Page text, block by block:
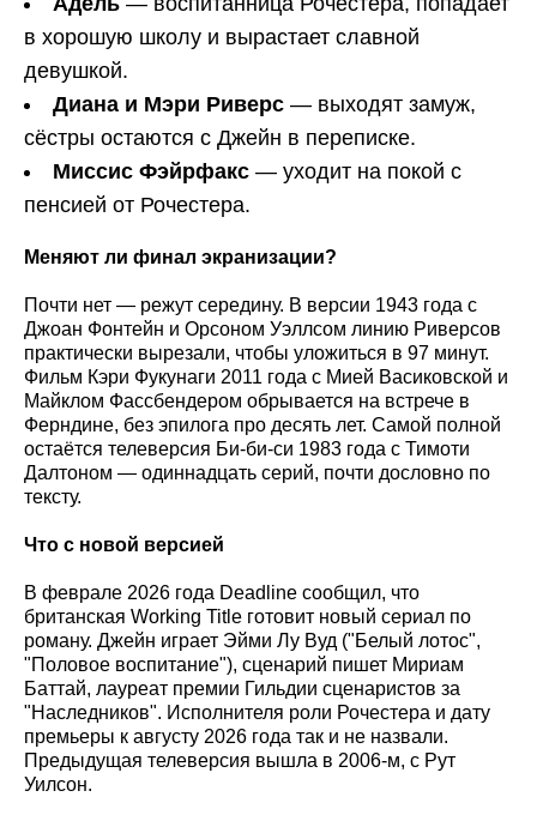
в хорошую школу и вырастает славной
девушкой.
Диана и Мэри Риверс — выходят замуж,
сёстры остаются с Джейн в переписке.
Миссис Фэйрфакс — уходит на покой с
пенсией от Рочестера.
Меняют ли финал экранизации?
Почти нет — режут середину. В версии 1943 года с
Джоан Фонтейн и Орсоном Уэллсом линию Риверсов
практически вырезали, чтобы уложиться в 97 минут.
Фильм Кэри Фукунаги 2011 года с Мией Васиковской и
Майклом Фассбендером обрывается на встрече в
Ферндине, без эпилога про десять лет. Самой полной
остаётся телеверсия Би-би-си 1983 года с Тимоти
Далтоном — одиннадцать серий, почти дословно по
тексту.
Что с новой версией
В феврале 2026 года Deadline сообщил, что
британская Working Title готовит новый сериал по
роману. Джейн играет Эйми Лу Вуд ("Белый лотос",
"Половое воспитание"), сценарий пишет Мириам
Баттай, лауреат премии Гильдии сценаристов за
"Наследников". Исполнителя роли Рочестера и дату
премьеры к августу 2026 года так и не назвали.
Предыдущая телеверсия вышла в 2006-м, с Рут
Уилсон.